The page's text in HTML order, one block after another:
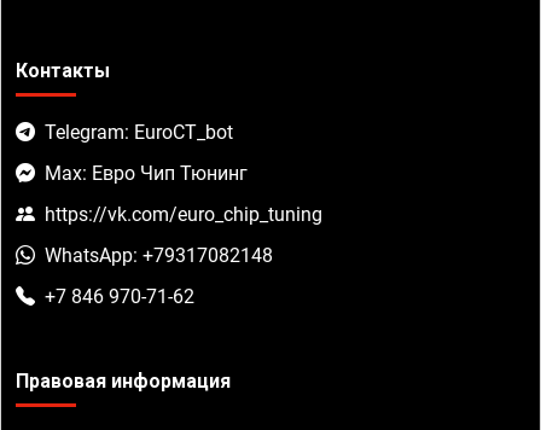
Контакты
Telegram: EuroCT_bot
Max: Евро Чип Тюнинг
https://vk.com/euro_chip_tuning
WhatsApp: +79317082148
+7 846 970-71-62
Правовая информация